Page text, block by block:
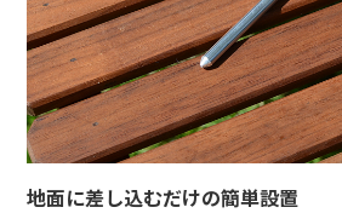
地面に差し込むだけの簡単設置